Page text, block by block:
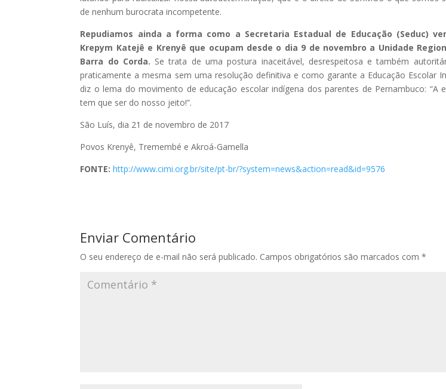
de nenhum burocrata incompetente.
Repudiamos ainda a forma como a Secretaria Estadual de Educação (Seduc)
Krepym Katejê e Krenyê que ocupam desde o dia 9 de novembro a Unidade
Barra do Corda. Se trata de uma postura inaceitável, desrespeitosa e também
praticamente a mesma sem uma resolução definitiva e como garante a Educação Escolar
diz o lema do movimento de educação escolar indígena dos parentes de Pernambuco: “A
tem que ser do nosso jeito!”.
São Luís, dia 21 de novembro de 2017
Povos Krenyê, Tremembé e Akroá-Gamella
FONTE: http://www.cimi.org.br/site/pt-br/?system=news&action=read&id=9576
Enviar Comentário
O seu endereço de e-mail não será publicado. Campos obrigatórios são marcados com*